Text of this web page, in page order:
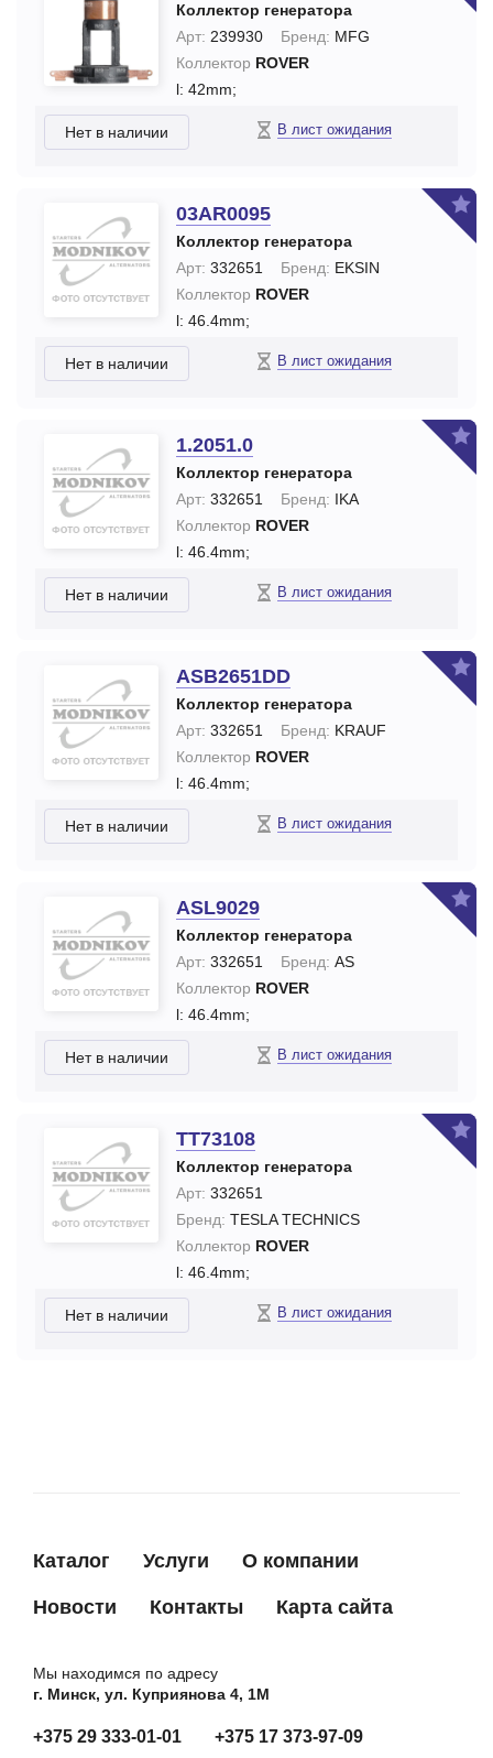
Коллектор генератора
Арт: 239930 Бренд: MFG
Коллектор ROVER
l: 42mm;
Нет в наличии В лист ожидания
03AR0095
Коллектор генератора
Арт: 332651 Бренд: EKSIN
Коллектор ROVER
l: 46.4mm;
Нет в наличии В лист ожидания
1.2051.0
Коллектор генератора
Арт: 332651 Бренд: IKA
Коллектор ROVER
l: 46.4mm;
Нет в наличии В лист ожидания
ASB2651DD
Коллектор генератора
Арт: 332651 Бренд: KRAUF
Коллектор ROVER
l: 46.4mm;
Нет в наличии В лист ожидания
ASL9029
Коллектор генератора
Арт: 332651 Бренд: AS
Коллектор ROVER
l: 46.4mm;
Нет в наличии В лист ожидания
TT73108
Коллектор генератора
Арт: 332651
Бренд: TESLA TECHNICS
Коллектор ROVER
l: 46.4mm;
Нет в наличии В лист ожидания
Каталог Услуги О компании
Новости Контакты Карта сайта
Мы находимся по адресу
г. Минск, ул. Куприянова 4, 1М
+375 29 333-01-01 +375 17 373-97-09